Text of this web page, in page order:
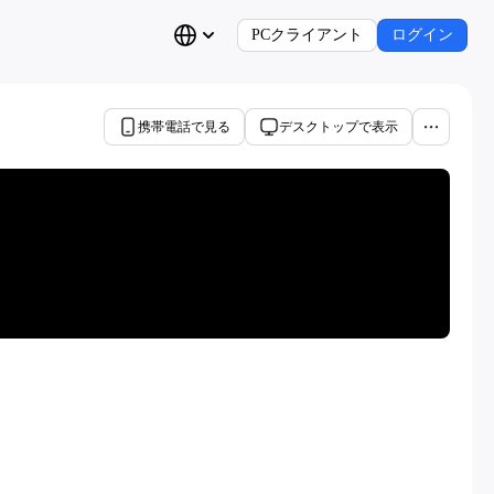
PCクライアント ログイン
携帯電話で見る デスクトップで表示